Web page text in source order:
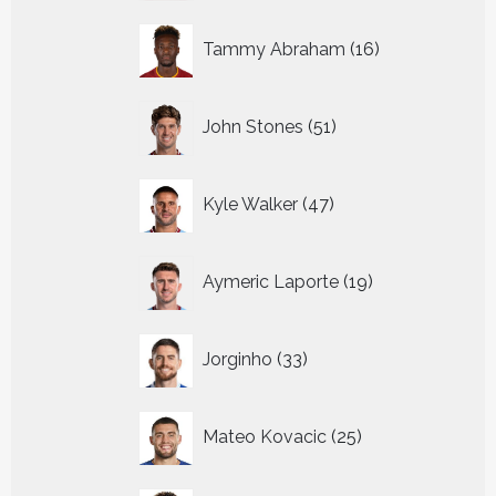
Tammy Abraham 16
producten
John Stones 51
producten
Kyle Walker 47
producten
Aymeric Laporte 19
producten
Jorginho 33
producten
Mateo Kovacic 25
producten